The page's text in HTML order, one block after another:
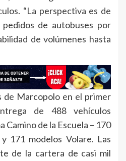
“La perspectiva es de
de autobuses por
de volúmenes hasta
de Marcopolo en el primer
de 488 vehículos
Camino de la Escuela – 170
171 modelos Volare. Las
de la cartera de casi mil